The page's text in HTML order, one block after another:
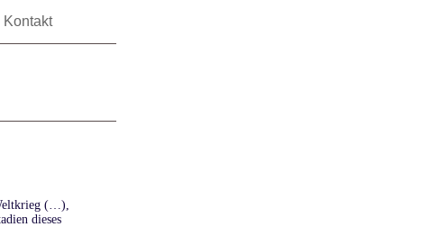
Kontakt
(…),
dieses